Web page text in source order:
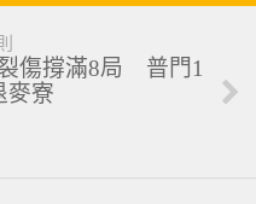
傷撐滿8局 普門1
麥寮